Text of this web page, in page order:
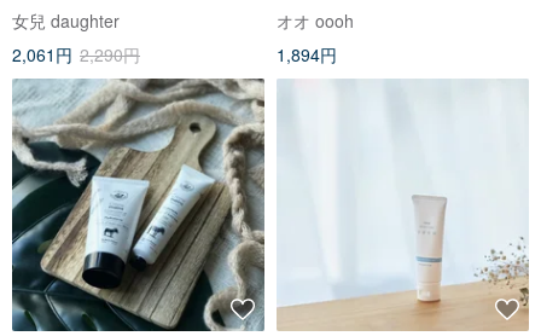
女兒 daughter
2,061円 2,290円
オオ oooh
1,894円